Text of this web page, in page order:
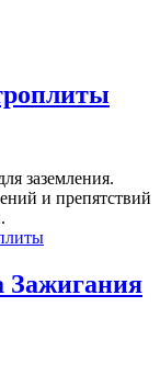
заземления.
и препятствий
Зажигания